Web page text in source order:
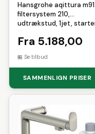
Hansgrohe aqittura m91
filtersystem 210,
udtrækstud, 1jet,
Fra 5.188,00
Se tilbud
SAMMENLIGN PRISER